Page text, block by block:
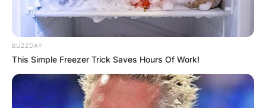
Хуманитарен повик: Да ја
BUZZDAY
This Simple Freezer Trick Saves Hours Of Work!